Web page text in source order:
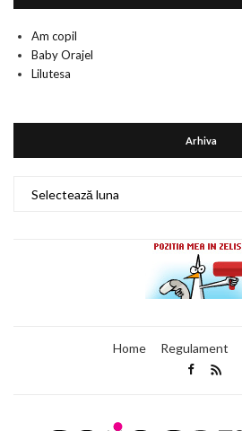
Am copil
Baby Orajel
Lilutesa
Arhiva
Home Regulament